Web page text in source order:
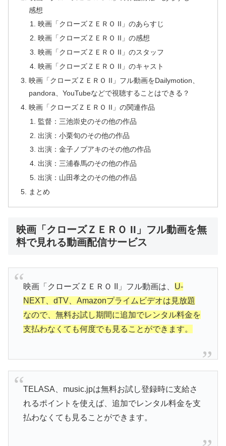
感想
映画「クローズＺＥＲＯ II」のあらすじ
映画「クローズＺＥＲＯ II」の感想
映画「クローズＺＥＲＯ II」のスタッフ
映画「クローズＺＥＲＯ II」のキャスト
映画「クローズＺＥＲＯ II」フル動画をDailymotion、
pandora、YouTubeなどで視聴することはできる？
映画「クローズＺＥＲＯ II」の関連作品
監督：三池崇史のその他の作品
出演：小栗旬のその他の作品
出演：金子ノブアキのその他の作品
出演：三浦春馬のその他の作品
出演：山田孝之のその他の作品
まとめ
映画「クローズＺＥＲＯ II」フル動画を無
料で見れる動画配信サービス
映画「クローズＺＥＲＯ II」フル動画は、 U-
NEXT、dTV、Amazonプライムビデオは見放題
なので、無料お試し期間に追加でレンタル料金を
支払わなくても何度でも見ることができます。
TELASA、music.jpは無料お試し登録時に支給さ
れるポイントを使えば、追加でレンタル料金を支
払わなくても見ることができます。